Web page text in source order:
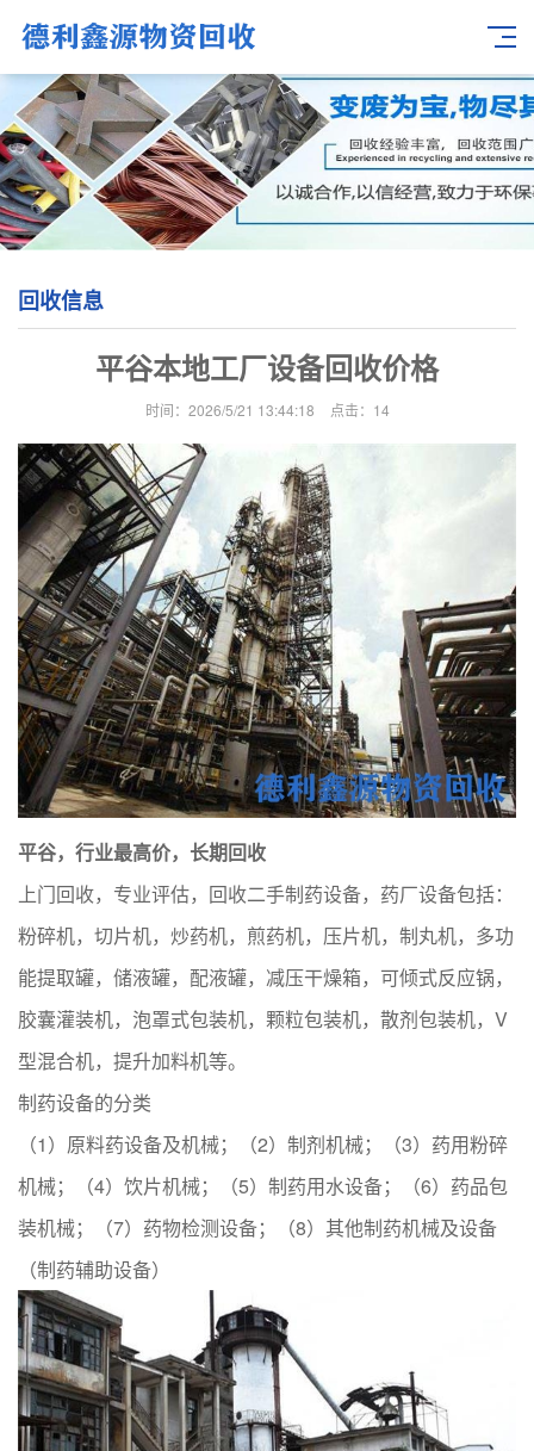
回收信息
平谷本地工厂设备回收价格
时间：2026/5/21 13:44:18 点击： 14
平谷，行业最高价，长期回收
上门回收，专业评估，回收二手制药设备，药厂设备包括：
粉碎机，切片机，炒药机，煎药机，压片机，制丸机，多功
能提取罐，储液罐，配液罐，减压干燥箱，可倾式反应锅，
胶囊灌装机，泡罩式包装机，颗粒包装机，散剂包装机，V
型混合机，提升加料机等。
制药设备的分类
（1）原料药设备及机械；（2）制剂机械；（3）药用粉碎
机械；（4）饮片机械；（5）制药用水设备；（6）药品包
装机械；（7）药物检测设备；（8）其他制药机械及设备
（制药辅助设备）